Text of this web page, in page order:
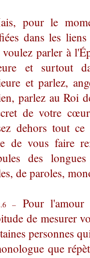
pour le
dans les
parler à
et surtout
et parlez,
parlez au Roi
de votre
dehors tout
de vous faire
des
de paroles,
–Pour l'amour
de mesurer
personnes
que